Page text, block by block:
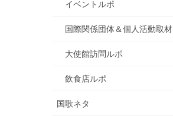
イベントルポ
国際関係団体＆個人活動取材
大使館訪問ルポ
飲食店ルポ
国歌ネタ